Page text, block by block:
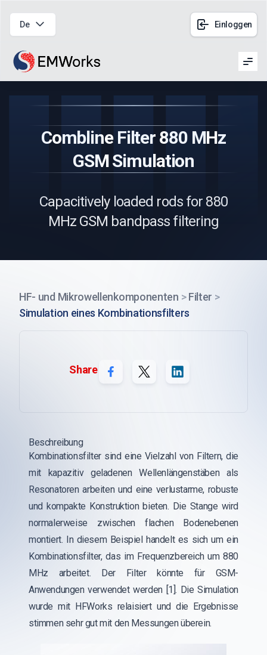
De Einloggen
Combline Filter 880 MHz
GSM Simulation
Capacitively loaded rods for 880
MHz GSM bandpass filtering
HF- und Mikrowellenkomponenten > Filter >
Simulation eines Kombinationsfilters
Share
Beschreibung
Kombinationsfilter sind eine Vielzahl von Filtern, die
mit kapazitiv geladenen Wellenlängenstäben als
Resonatoren arbeiten und eine verlustarme, robuste
und kompakte Konstruktion bieten. Die Stange wird
normalerweise zwischen flachen Bodenebenen
montiert. In diesem Beispiel handelt es sich um ein
Kombinationsfilter, das im Frequenzbereich um 880
MHz arbeitet. Der Filter könnte für GSM-
Anwendungen verwendet werden [1]. Die Simulation
wurde mit HFWorks relaisiert und die Ergebnisse
stimmen sehr gut mit den Messungen überein.